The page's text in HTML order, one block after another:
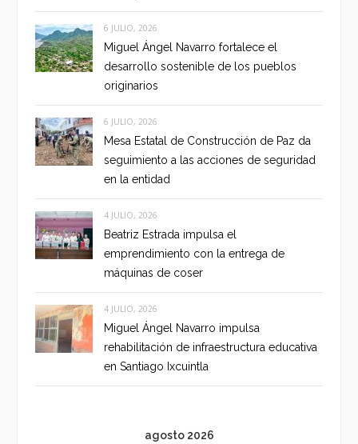
6 JULIO, 2026
Miguel Ángel Navarro fortalece el
desarrollo sostenible de los pueblos
originarios
6 JULIO, 2026
Mesa Estatal de Construcción de Paz da
seguimiento a las acciones de seguridad
en la entidad
4 JULIO, 2026
Beatriz Estrada impulsa el
emprendimiento con la entrega de
máquinas de coser
4 JULIO, 2026
Miguel Ángel Navarro impulsa
rehabilitación de infraestructura educativa
en Santiago Ixcuintla
agosto 2026